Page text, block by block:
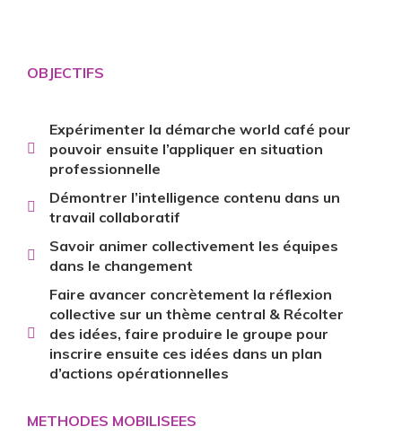
OBJECTIFS
Expérimenter la démarche world café pour
pouvoir ensuite l’appliquer en situation
professionnelle
Démontrer l’intelligence contenu dans un
travail collaboratif
Savoir animer collectivement les équipes
dans le changement
Faire avancer concrètement la réflexion
collective sur un thème central & Récolter
des idées, faire produire le groupe pour
inscrire ensuite ces idées dans un plan
d’actions opérationnelles
METHODES MOBILISEES